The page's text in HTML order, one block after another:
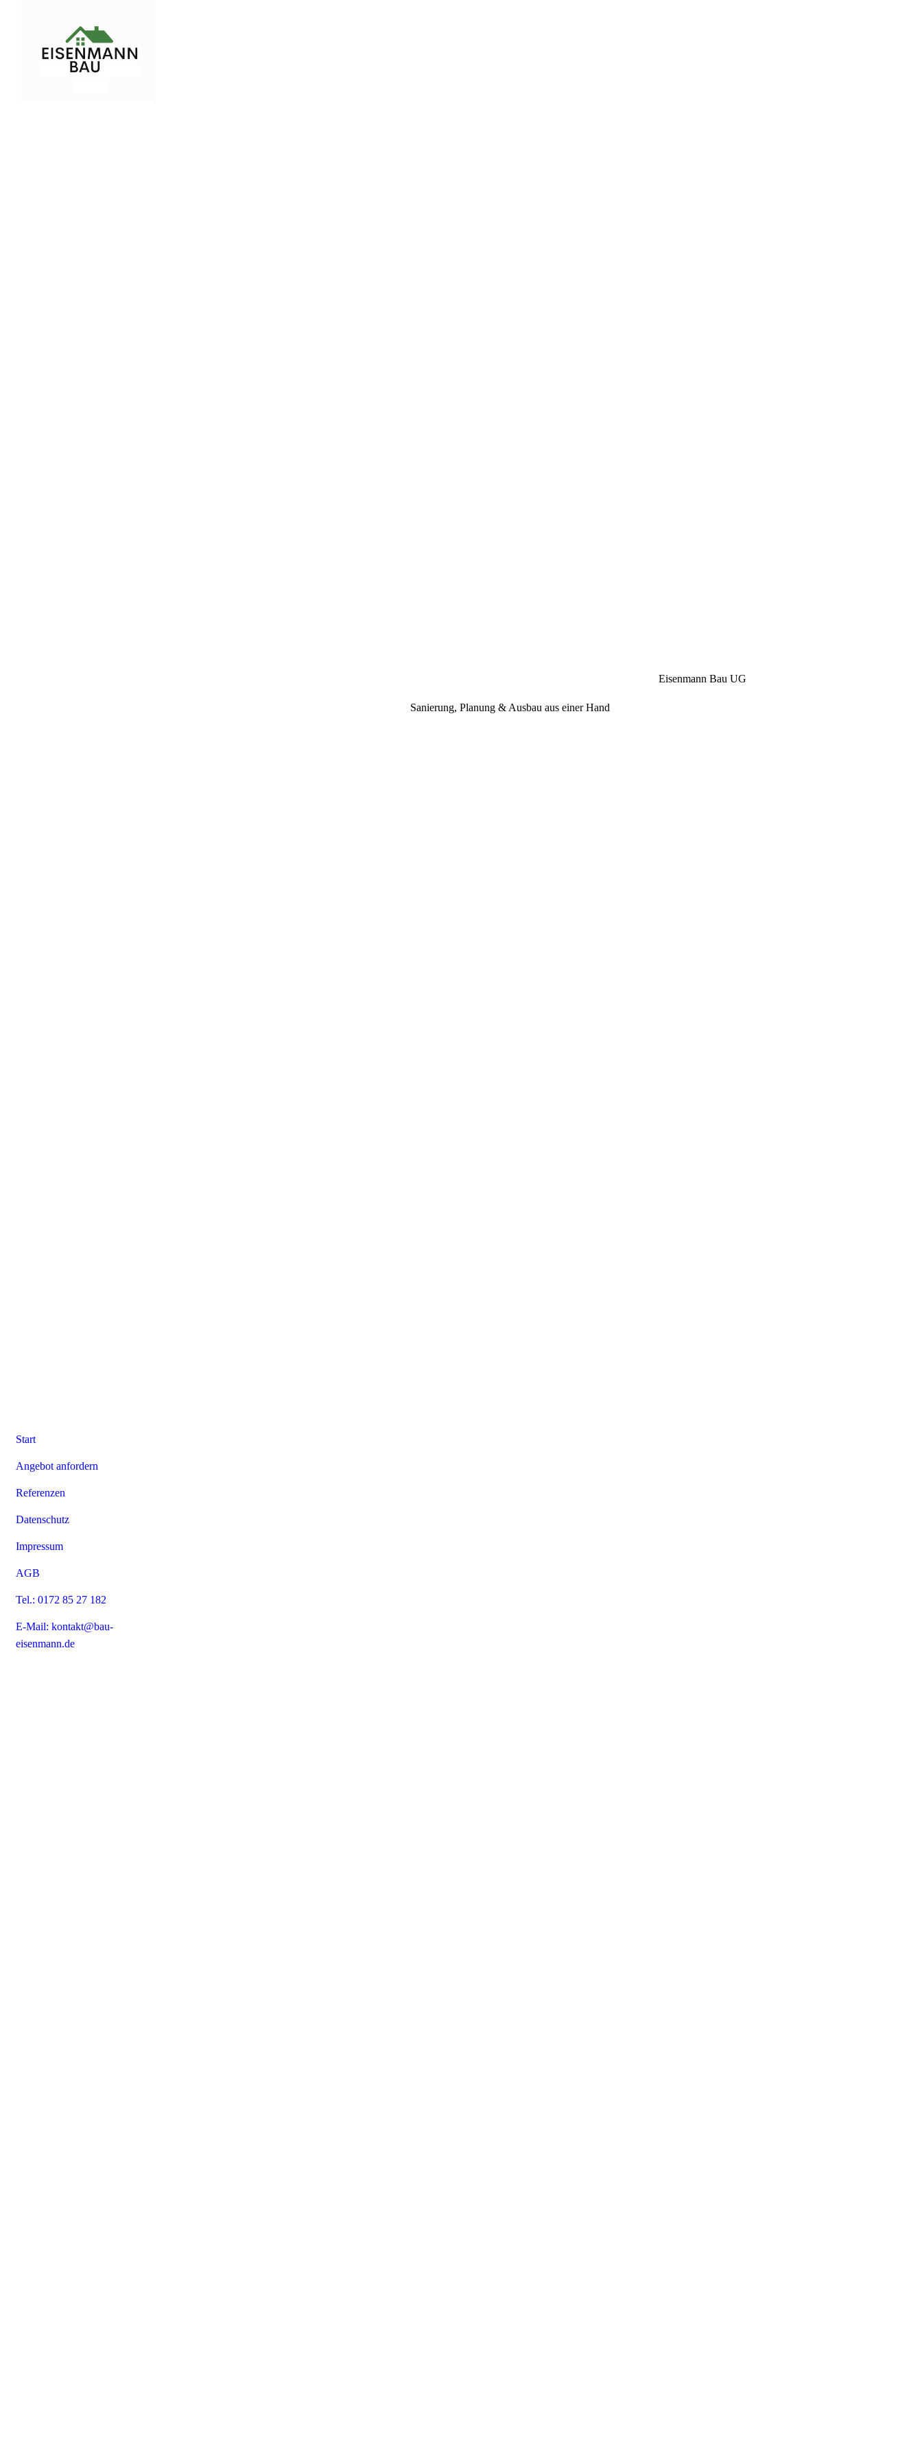
Eisenmann Bau UG
Sanierung, Planung & Ausbau aus einer Hand
Start
Angebot anfordern
Referenzen
Datenschutz
Impressum
AGB
Tel.: 0172 85 27 182
E-Mail: kontakt@bau-
eisenmann.de